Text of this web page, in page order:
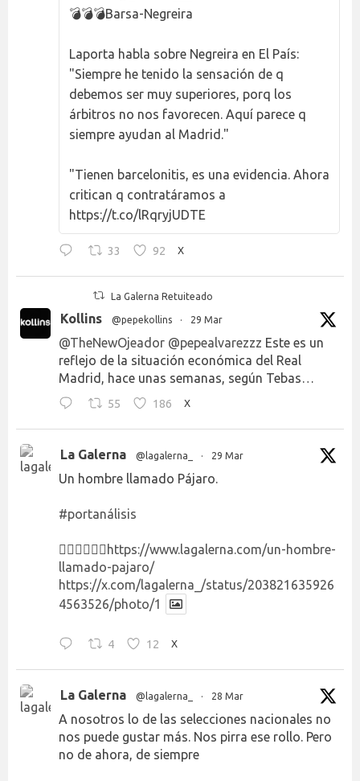
💣💣💣Barsa-Negreira
Laporta habla sobre Negreira en El País:
"Siempre he tenido la sensación de q
debemos ser muy superiores, porq los
árbitros no nos favorecen. Aquí parece q
siempre ayudan al Madrid."
"Tienen barcelonitis, es una evidencia. Ahora
critican q contratáramos a
https://t.co/lRqryjUDTE
33 92 X
La Galerna Retuiteado
Kollins @pepekollins · 29 Mar
@TheNewOjeador @pepealvarezzz Este es un
reflejo de la situación económica del Real
Madrid, hace unas semanas, según Tebas…
55 186 X
La Galerna @lagalerna_ · 29 Mar
Un hombre llamado Pájaro.
#portanálisis
👉🏻👉🏻👉🏻 https://www.lagalerna.com/un-hombre-
llamado-pajaro/
https://x.com/lagalerna_/status/203821635926
4563526/photo/1
4 12 X
La Galerna @lagalerna_ · 28 Mar
A nosotros lo de las selecciones nacionales no
nos puede gustar más. Nos pirra ese rollo. Pero
no de ahora, de siempre